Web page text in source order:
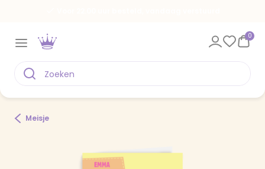
0
Meisje